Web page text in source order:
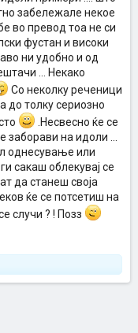
забележале некое
во превод тоа не си
фустан и високи
ни удобно и од
... Некако
Со неколку реченици
до толку сериозно
.Несвесно ќе се
на идоли ...
однесување или
сакаш облекувај се
да станеш своја
ќе се потсетиш на
случи ? ! Позз